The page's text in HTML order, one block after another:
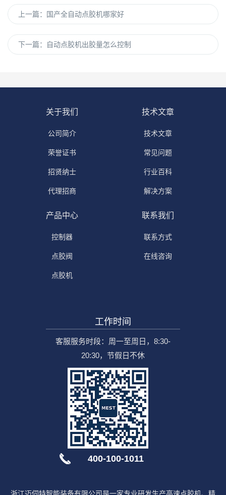
上一篇： 国产全自动点胶机哪家好
下一篇： 自动点胶机出胶量怎么控制
关于我们
公司简介
荣誉证书
招贤纳士
代理招商
技术文章
技术文章
常见问题
行业百科
解决方案
产品中心
控制器
点胶阀
点胶机
联系我们
联系方式
在线咨询
工作时间
客服服务时段：周一至周日，8:30-
20:30，节假日不休
400-100-1011